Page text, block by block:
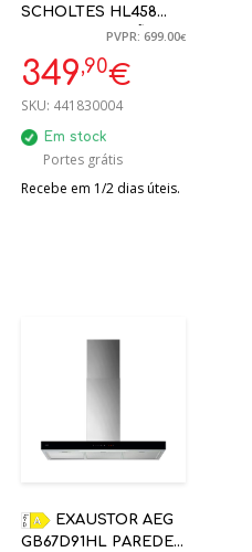
SCHOLTES HL458
ILHA SUSPENSÃO
PVPR: 699.00€
349,90€
SKU: 441830004
Em stock
Portes grátis
Recebe em 1/2 dias úteis.
GB67D91HL PAREDE